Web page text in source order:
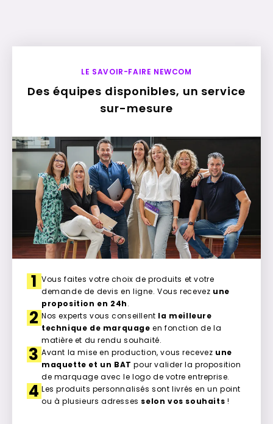
LE SAVOIR-FAIRE NEWCOM
Des équipes disponibles, un service
sur-mesure
1 Vous faites votre choix de produits et votre
demande de devis en ligne. Vous recevez une
proposition en 24h.
2 Nos experts vous conseillent la meilleure
technique de marquage en fonction de la
matière et du rendu souhaité.
3 Avant la mise en production, vous recevez une
maquette et un BAT pour valider la proposition
de marquage avec le logo de votre entreprise.
4 Les produits personnalisés sont livrés en un point
ou à plusieurs adresses selon vos souhaits !